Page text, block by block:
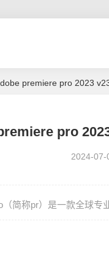
premiere pro 2023
pro
2024-07-
（简称pr）是一款全球